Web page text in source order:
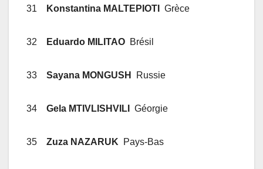
31 Konstantina MALTEPIOTI Grèce
32 Eduardo MILITAO Brésil
33 Sayana MONGUSH Russie
34 Gela MTIVLISHVILI Géorgie
35 Zuza NAZARUK Pays-Bas